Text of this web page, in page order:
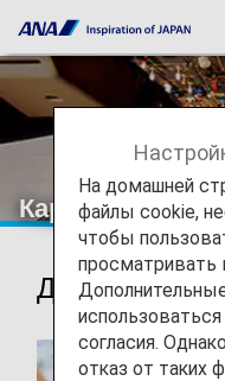
Карта сайта
Действия
На домашней
файлы cookie,
чтобы
просматривать
согласия.
отказ от таких